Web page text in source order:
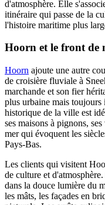
d'atmosphère. Elle
itinéraire qui passe de la
l'histoire maritime plus
Hoorn et le front de
Hoorn ajoute une autre
de croisière fluviale à
marchande et son fier
plus urbaine mais
historique de la ville est
ses maisons à pignons,
mer qui évoquent les
Pays-Bas.
Les clients qui visitent
de culture et
dans la douce lumière du
les mâts, les façades en